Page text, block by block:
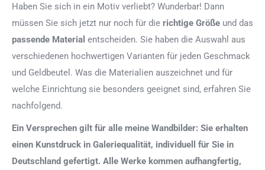
Haben Sie sich in ein Motiv verliebt? Wunderbar! Dann
müssen Sie sich jetzt nur noch für die richtige Größe und das
passende Material entscheiden. Sie haben die Auswahl aus
verschiedenen hochwertigen Varianten für jeden Geschmack
und Geldbeutel. Was die Materialien auszeichnet und für
welche Einrichtung sie besonders geeignet sind, erfahren Sie
nachfolgend.
Ein Versprechen gilt für alle meine Wandbilder: Sie erhalten
einen Kunstdruck in Galeriequalität, individuell für Sie in
Deutschland gefertigt. Alle Werke kommen aufhangfertig,